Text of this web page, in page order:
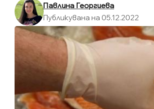
Павлина Георгиева
Публикувана на 05.12.2022